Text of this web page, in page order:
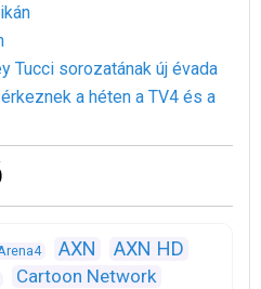
Tucci sorozatának új évada
a héten a TV4 és a
AXN AXN HD
Cartoon Network